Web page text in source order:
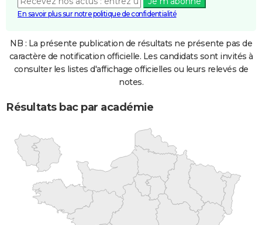
En savoir plus sur notre politique de confidentialité
NB : La présente publication de résultats ne présente pas de
caractère de notification officielle. Les candidats sont invités à
consulter les listes d'affichage officielles ou leurs relevés de
notes.
Résultats bac par académie